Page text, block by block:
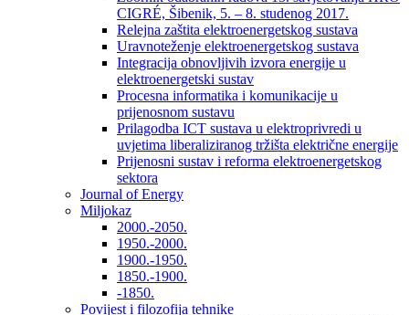
CIGRÉ, Šibenik, 5. – 8. studenog 2017.
Relejna zaštita elektroenergetskog sustava
Uravnoteženje elektroenergetskog sustava
Integracija obnovljivih izvora energije u
elektroenergetski sustav
Procesna informatika i komunikacije u
prijenosnom sustavu
Prilagodba ICT sustava u elektroprivredi u
uvjetima liberaliziranog tržišta električne energije
Prijenosni sustav i reforma elektroenergetskog
sektora
Journal of Energy
Miljokaz
2000.-2050.
1950.-2000.
1900.-1950.
1850.-1900.
-1850.
Povijest i filozofija tehnike